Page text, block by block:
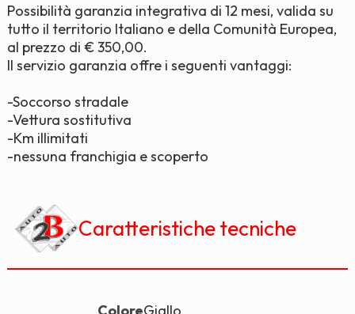
Possibilità garanzia integrativa di 12 mesi, valida su
tutto il territorio Italiano e della Comunità Europea,
al prezzo di € 350,00.
Il servizio garanzia offre i seguenti vantaggi:
-Soccorso stradale
-Vettura sostitutiva
-Km illimitati
-nessuna franchigia e scoperto
Caratteristiche tecniche
ColoreGiallo